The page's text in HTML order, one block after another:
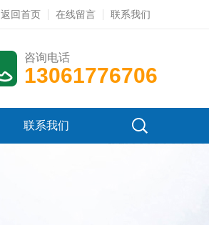
返回首页 在线留言 联系我们
咨询电话
13061776706
联系我们